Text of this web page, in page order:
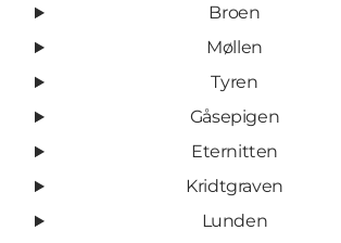
Broen
Møllen
Tyren
Gåsepigen
Eternitten
Kridtgraven
Lunden